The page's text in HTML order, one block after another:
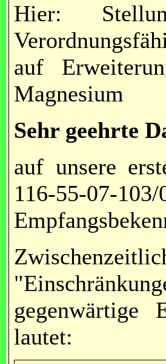
Hier:
auf
Magnesium
Sehr geehrte
auf unsere
116-55-07-
gegenwärtige
lautet: